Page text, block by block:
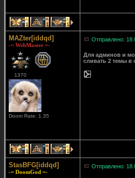
1 1 1
MAZter[iddqd]
-= WebMaster =-
1370
Doom Rate: 1.35
Отправлено:
Для админов и
сливать 2 темы в
1 1 1
StasBFG[iddqd]
-= DoomGod =-
Отправлено: